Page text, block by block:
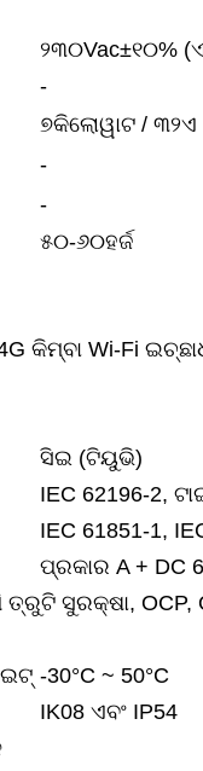
୨୩୦Vac±୧୦%
-
୭କିଲୋୱାଟ / ୩୨ଏ
-
-
୫୦-୬୦ହର୍ଜ
କିମ୍ବା Wi-Fi
ସିଇ (ଟିୟୁଭି)
IEC 62196-2,
IEC 61851-1,
ପ୍ରକାର A + DC
ତ୍ରୁଟି ସୁରକ୍ଷା,
-30°C ~ 50°C
IK08 ଏବଂ IP54